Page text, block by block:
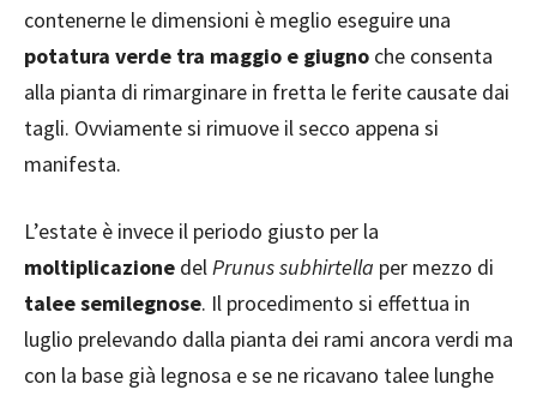
contenerne le dimensioni è meglio eseguire una
potatura verde tra maggio e giugno che consenta
alla pianta di rimarginare in fretta le ferite causate dai
tagli. Ovviamente si rimuove il secco appena si
manifesta.
L’estate è invece il periodo giusto per la
moltiplicazione delPrunus subhirtella per mezzo di
talee semilegnose. Il procedimento si effettua in
luglio prelevando dalla pianta dei rami ancora verdi ma
con la base già legnosa e se ne ricavano talee lunghe